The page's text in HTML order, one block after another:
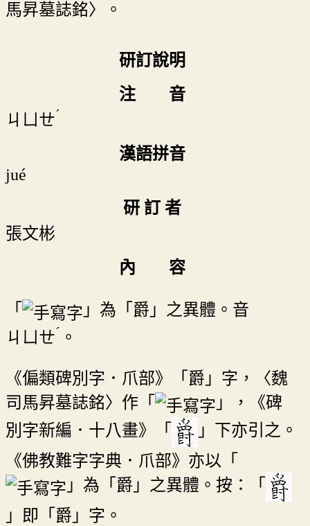
馬昇墓誌銘〉。
研訂說明
注 音
ㄐㄩㄝˊ
漢語拼音
jué
研 訂 者
張文彬
內 容
「
」為「爵」之異體。音
ㄐㄩㄝˊ 。
《偏類碑別字．爪部》「爵」字，〈魏
司馬昇墓誌銘〉作「
」，《碑
別字新編．十八畫》「
」下亦引之。
《佛教難字字典．爪部》亦以「
」為「爵」之異體。按：「
」即「爵」字。